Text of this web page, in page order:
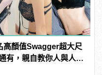
高顏值Swagger超大尺
有，親自教你人與人的